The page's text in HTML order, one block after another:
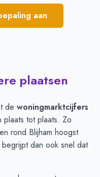
aan
plaatsen
de woningmarktcijfers
plaats tot plaats. Zo
rond Blijham hoogst
dan ook snel dat